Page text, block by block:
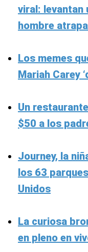
viral: levantan
hombre
Los memes
Mariah Carey
Un
$50 a los
Journey, la
los 63
Unidos
La curiosa
en pleno en